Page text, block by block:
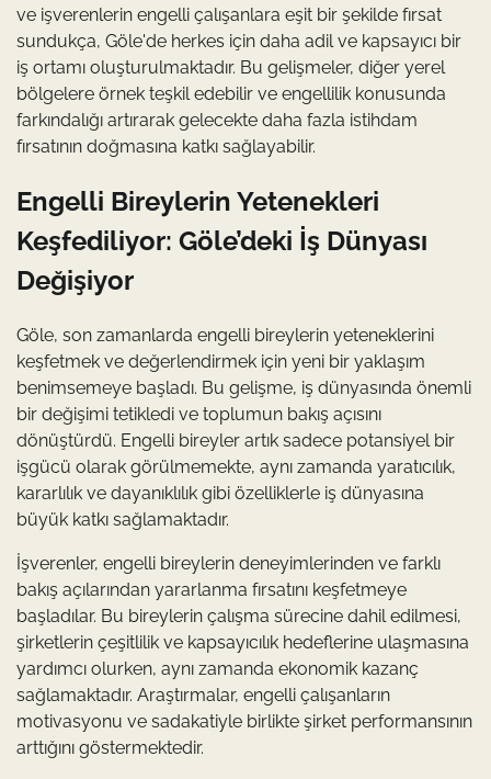
ve işverenlerin engelli çalışanlara eşit bir şekilde fırsat
sundukça, Göle'de herkes için daha adil ve kapsayıcı bir
iş ortamı oluşturulmaktadır. Bu gelişmeler, diğer yerel
bölgelere örnek teşkil edebilir ve engellilik konusunda
farkındalığı artırarak gelecekte daha fazla istihdam
fırsatının doğmasına katkı sağlayabilir.
Engelli Bireylerin Yetenekleri
Keşfediliyor: Göle’deki İş Dünyası
Değişiyor
Göle, son zamanlarda engelli bireylerin yeteneklerini
keşfetmek ve değerlendirmek için yeni bir yaklaşım
benimsemeye başladı. Bu gelişme, iş dünyasında önemli
bir değişimi tetikledi ve toplumun bakış açısını
dönüştürdü. Engelli bireyler artık sadece potansiyel bir
işgücü olarak görülmemekte, aynı zamanda yaratıcılık,
kararlılık ve dayanıklılık gibi özelliklerle iş dünyasına
büyük katkı sağlamaktadır.
İşverenler, engelli bireylerin deneyimlerinden ve farklı
bakış açılarından yararlanma fırsatını keşfetmeye
başladılar. Bu bireylerin çalışma sürecine dahil edilmesi,
şirketlerin çeşitlilik ve kapsayıcılık hedeflerine ulaşmasına
yardımcı olurken, aynı zamanda ekonomik kazanç
sağlamaktadır. Araştırmalar, engelli çalışanların
motivasyonu ve sadakatiyle birlikte şirket performansının
arttığını göstermektedir.